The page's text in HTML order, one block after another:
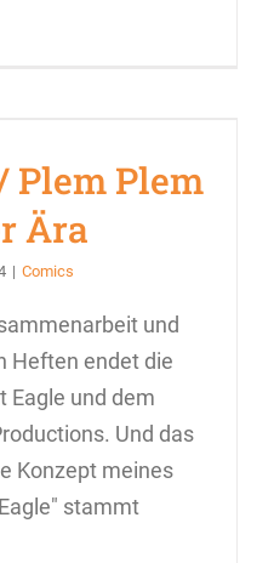
Plem Plem
Ära
| Comics
und
Heften endet die
Eagle und dem
Und das
Konzept meines
stammt